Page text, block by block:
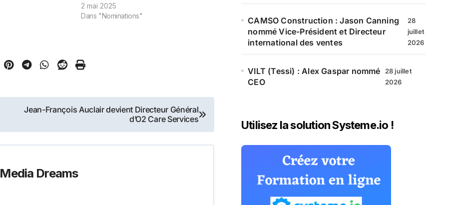
2 mai 2025
Dans "Nominations"
Jean-François Auclair devient Directeur Général
d’O2 Care Services
Media Dreams
CAMSO Construction : Jason Canning
nommé Vice-Président et Directeur
international des ventes
28
juillet
2026
VILT (Tessi) : Alex Gaspar nommé
CEO
28 juillet
2026
Utilisez la solution Systeme.io !